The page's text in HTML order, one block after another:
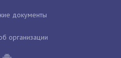
документы
организации